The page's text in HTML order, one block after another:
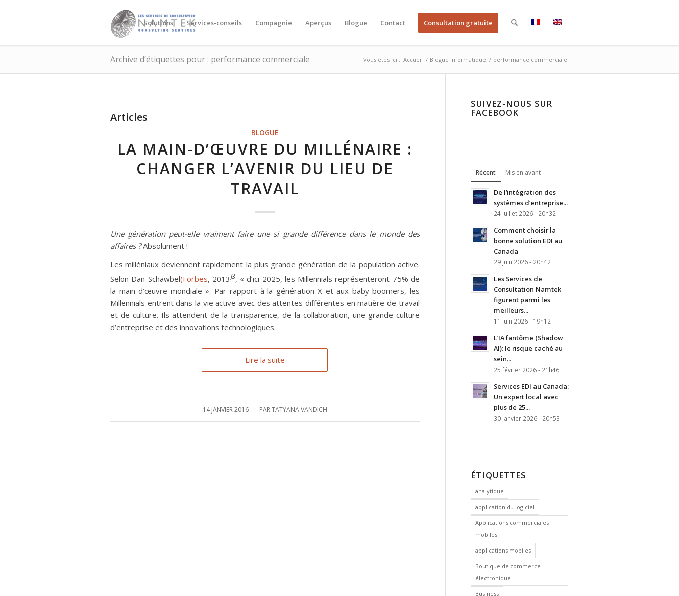
Solutions Services-conseils Compagnie Aperçus Blogue Contact Consultation gratuite
Archive d’étiquettes pour : performance commerciale Vous êtes ici : Accueil / Blogue informatique / performance commerciale
Articles
BLOGUE
LA MAIN-D’ŒUVRE DU MILLÉNAIRE :
CHANGER L’AVENIR DU LIEU DE
TRAVAIL
Une génération peut-elle vraiment faire une si grande différence dans le monde des
affaires ?Absolument !
Les milléniaux deviennent rapidement la plus grande génération de la population active.
Selon Dan Schawbel(Forbes, 2013)3, « d’ici 2025, les Millennials représenteront 75% de
la main-d’œuvre mondiale ». Par rapport à la génération X et aux baby-boomers, les
Millennials entrent dans la vie active avec des attentes différentes en matière de travail
et de culture. Ils attendent de la transparence, de la collaboration, une grande culture
d’entreprise et des innovations technologiques.
Lire la suite
14 JANVIER 2016
/ PARTATYANA VANDICH
SUIVEZ-NOUS SUR
FACEBOOK
Récent Mis en avant
De l’intégration des
systèmes d’entreprise...
24 juillet 2026 - 20h32
Comment choisir la
bonne solution EDI au
Canada
29 juin 2026 - 20h42
Les Services de
Consultation Namtek
figurent parmi les
meilleurs...
11 juin 2026 - 19h12
L’IA fantôme (Shadow
AI): le risque caché au
sein...
25 février 2026 - 21h46
Services EDI au Canada:
Un expert local avec
plus de 25...
30 janvier 2026 - 20h53
ÉTIQUETTES
analytique
application du logiciel
Applications commerciales
mobiles
applications mobiles
Boutique de commerce
électronique
Business